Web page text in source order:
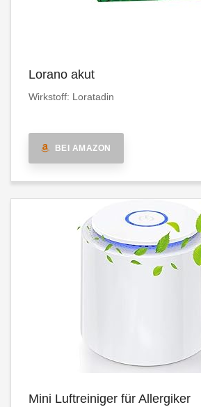
Lorano akut
Wirkstoff: Loratadin
BEI AMAZON
Mini Luftreiniger für Allergiker